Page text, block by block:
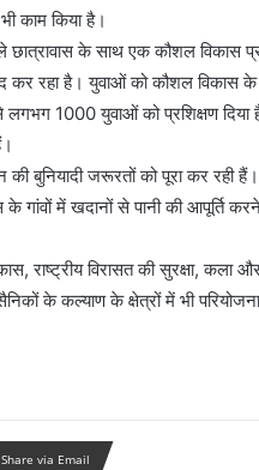
काम किया है।
के साथ एक कौशल विकास
कर रहा है। युवाओं को कौशल विकास
1000 युवाओं को प्रशिक्षण दिया
बुनियादी जरूरतों को पूरा कर रही
में खदानों से पानी की आपूर्ति
राष्ट्रीय विरासत की सुरक्षा,
के कल्याण के क्षेत्रों में भी
Share via Email